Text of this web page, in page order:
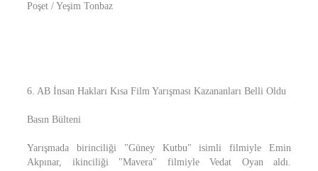
Poşet / Yeşim Tonbaz
6. AB İnsan Hakları Kısa Film Yarışması Kazananları Belli Oldu
Basın Bülteni
Yarışmada birinciliği "Güney Kutbu" isimli filmiyle Emin
Akpınar, ikinciliği "Mavera" filmiyle Vedat Oyan aldı.